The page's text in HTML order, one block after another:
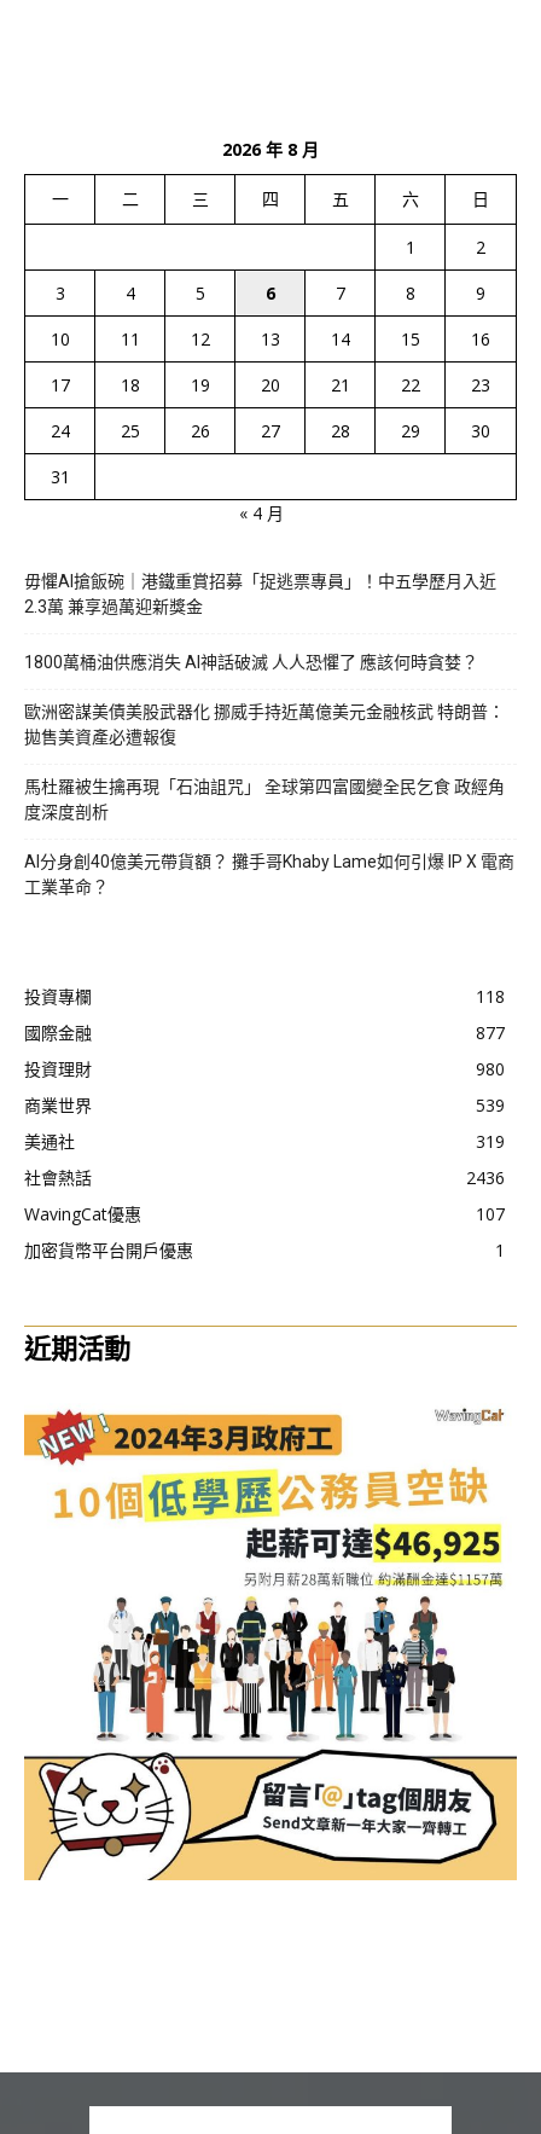
2026 年 8 月
一 二 三 四 五 六 日
1
2
3
4 5 6 7 8
9
10
11 12 13 14 15
16
17
18 19 20 21 22
23
24
25 26 27 28 29
30
31
« 4 月
毋懼AI搶飯碗｜港鐵重賞招募「捉逃票專員」！中五學歷月入近
2.3萬 兼享過萬迎新獎金
1800萬桶油供應消失 AI神話破滅 人人恐懼了 應該何時貪婪？
歐洲密謀美債美股武器化 挪威手持近萬億美元金融核武 特朗普：
拋售美資產必遭報復
馬杜羅被生擒再現「石油詛咒」 全球第四富國變全民乞食 政經角
度深度剖析
AI分身創40億美元帶貨額？ 攤手哥Khaby Lame如何引爆 IP X 電商
工業革命？
投資專欄
118
國際金融
877
投資理財
980
商業世界
539
美通社
319
社會熱話
2436
WavingCat優惠
107
加密貨幣平台開戶優惠
1
近期活動